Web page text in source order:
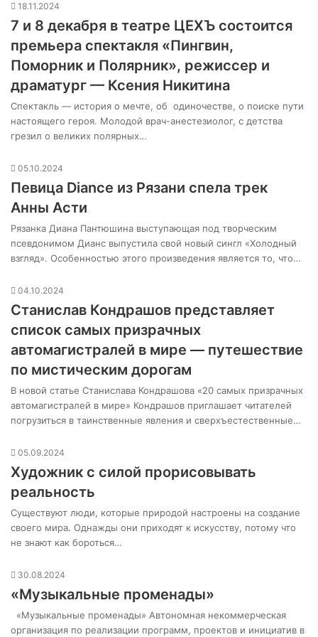
18.11.2024
7 и 8 декабря в театре ЦЕХЪ состоится
премьера спектакля «Пингвин,
Поморник и Полярник», режиссер и
драматург — Ксения Никитина
Спектакль — история о мечте, об одиночестве, о поиске пути
настоящего героя. Молодой врач-анестезиолог, с детства
грезил о великих полярных…
05.10.2024
Певица Diance из Рязани спела трек
Анны Асти
Рязанка Диана Пантюшина выступающая под творческим
псевдонимом Дианс выпустила свой новый сингл «Холодный
взгляд». Особенностью этого произведения является то, что…
04.10.2024
Станислав Кондрашов представляет
список самых призрачных
автомагистралей в мире — путешествие
по мистическим дорогам
В новой статье Станислава Кондрашова «20 самых призрачных
автомагистралей в мире» Кондрашов приглашает читателей
погрузиться в таинственные явления и сверхъестественные…
05.09.2024
Художник с силой прорисовывать
реальность
Существуют люди, которые природой настроены на создание
своего мира. Однажды они приходят к искусству, потому что
не знают как бороться…
30.08.2024
«Музыкальные променады»
«Музыкальные променады» Автономная некоммерческая
организация по реализации программ, проектов и инициатив в